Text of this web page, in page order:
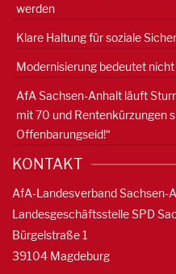
werden
Klare Haltung für soziale
Modernisierung bedeutet nicht
AfA Sachsen-Anhalt läuft
mit 70 und Rentenkürzungen
Offenbarungseid!“
KONTAKT
AfA-Landesverband Sachsen-
Landesgeschäftsstelle SPD
Bürgelstraße 1
39104 Magdeburg